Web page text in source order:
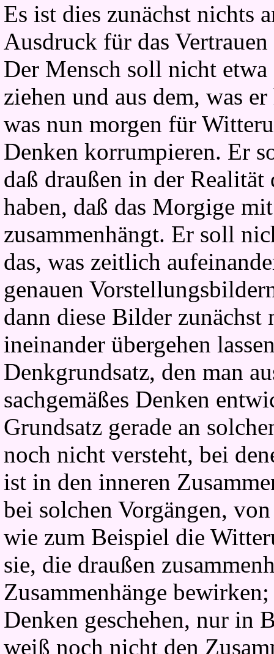
Es ist dies zunächst nichts
Ausdruck für das
Der Mensch soll nicht
ziehen und aus dem, was
was nun morgen für
Denken korrumpieren. Er
daß draußen in der
haben, daß das Morgige
zusammenhängt. Er soll
das, was zeitlich
genauen
dann diese Bilder zunächst
ineinander übergehen
Denkgrundsatz, den man
sachgemäßes Denken
Grundsatz gerade an
noch nicht versteht, bei
ist in den inneren
bei solchen Vorgängen,
wie zum Beispiel die
sie, die draußen
Zusammenhänge
Denken geschehen, nur in
weiß noch nicht den